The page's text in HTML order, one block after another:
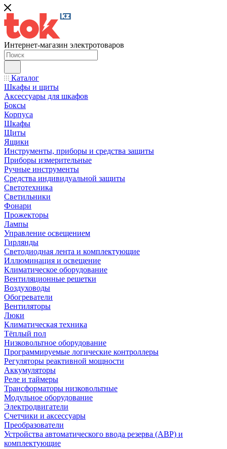
Интернет-магазин электротоваров
Каталог
Шкафы и щиты
Аксессуары для шкафов
Боксы
Корпуса
Шкафы
Щиты
Ящики
Инструменты, приборы и средства защиты
Приборы измерительные
Ручные инструменты
Средства индивидуальной защиты
Светотехника
Светильники
Фонари
Прожекторы
Лампы
Управление освещением
Гирлянды
Светодиодная лента и комплектующие
Иллюминация и освещение
Климатическое оборудование
Вентиляционные решетки
Воздуховоды
Обогреватели
Вентиляторы
Люки
Климатическая техника
Тёплый пол
Низковольтное оборудование
Программируемые логические контроллеры
Регуляторы реактивной мощности
Аккумуляторы
Реле и таймеры
Трансформаторы низковольтные
Модульное оборудование
Электродвигатели
Счетчики и аксессуары
Преобразователи
Устройства автоматического ввода резерва (АВР) и
комплектующие